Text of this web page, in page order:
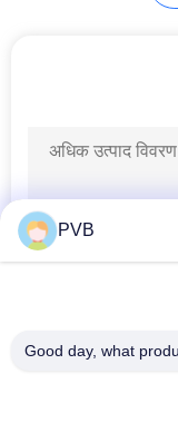
सिन्जेड
PVB
Good day, what